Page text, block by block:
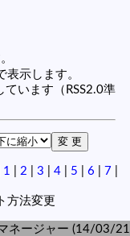
示します。
ています（RSS2.0準
1 2 3 4 5 6 7
方法変更
ネージャー (14/03/